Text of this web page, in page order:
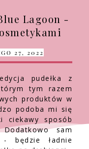
Lagoon -
27, 2022
pudełka z
tym razem
produktów w
podoba mi się
sposób
Dodatkowo sam
- będzie ładnie